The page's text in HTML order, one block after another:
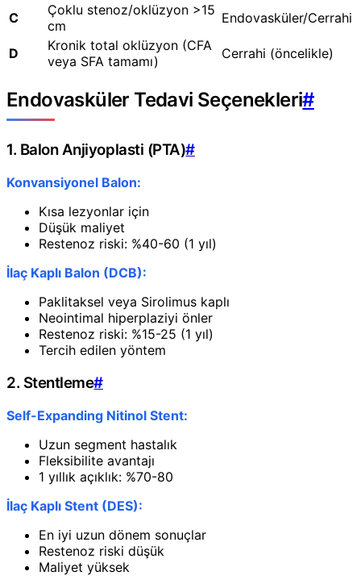
C
Çoklu stenoz/oklüzyon >15
cm
Endovasküler/Cerrahi
D
Kronik total oklüzyon (CFA
veya SFA tamamı)
Cerrahi (öncelikle)
Endovasküler Tedavi Seçenekleri#
1. Balon Anjiyoplasti (PTA)#
Konvansiyonel Balon:
Kısa lezyonlar için
Düşük maliyet
Restenoz riski: %40-60 (1 yıl)
İlaç Kaplı Balon (DCB):
Paklitaksel veya Sirolimus kaplı
Neointimal hiperplaziyi önler
Restenoz riski: %15-25 (1 yıl)
Tercih edilen yöntem
2. Stentleme#
Self-Expanding Nitinol Stent:
Uzun segment hastalık
Fleksibilite avantajı
1 yıllık açıklık: %70-80
İlaç Kaplı Stent (DES):
En iyi uzun dönem sonuçlar
Restenoz riski düşük
Maliyet yüksek